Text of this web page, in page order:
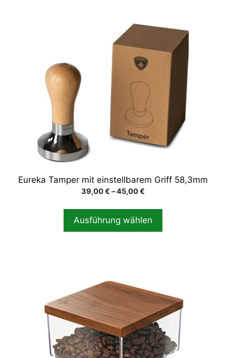
Eureka Tamper mit einstellbarem Griff 58,3mm
39,00€ –45,00€
bis
45,00 €
Ausführung wählen
Varianten
Optionen
Produktseite
werden
Varianten
Optionen